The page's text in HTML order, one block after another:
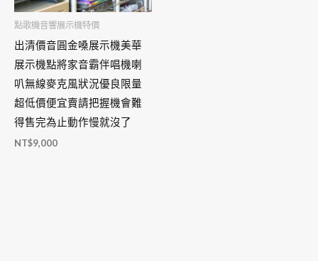
點歌機音響展示機特價
出清價音圓金嗓展示機美華
展示機點將家音霸伴唱機喇
叭無線麥克風狀況優良限量
超低價便宜賣請把握機會難
得售完為止動作慢就沒了
NT$9,000